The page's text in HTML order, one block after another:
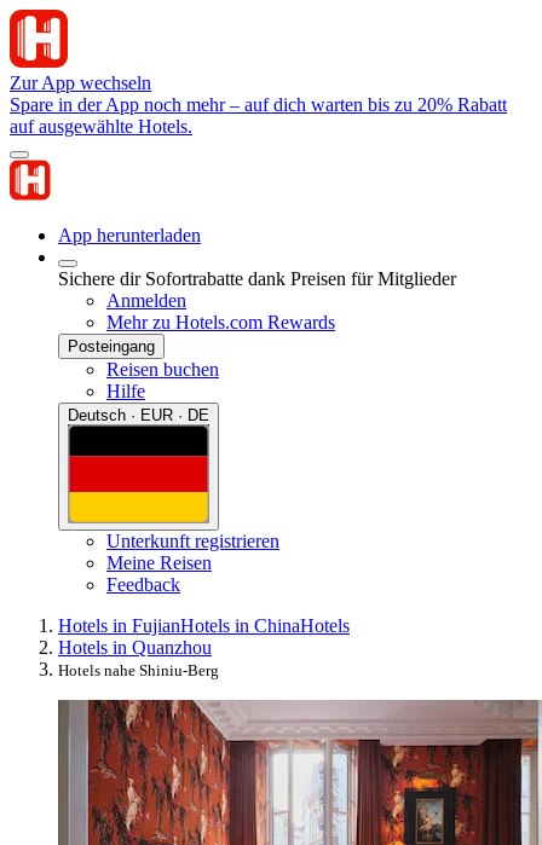
Zur App wechseln
Spare in der App noch mehr – auf dich warten bis zu 20% Rabatt
auf ausgewählte Hotels.
App herunterladen
Sichere dir Sofortrabatte dank Preisen für Mitglieder
Anmelden
Mehr zu Hotels.com Rewards
Posteingang
Reisen buchen
Hilfe
Deutsch · EUR · DE
Unterkunft registrieren
Meine Reisen
Feedback
Hotels in FujianHotels in ChinaHotels
Hotels in Quanzhou
Hotels nahe Shiniu-Berg